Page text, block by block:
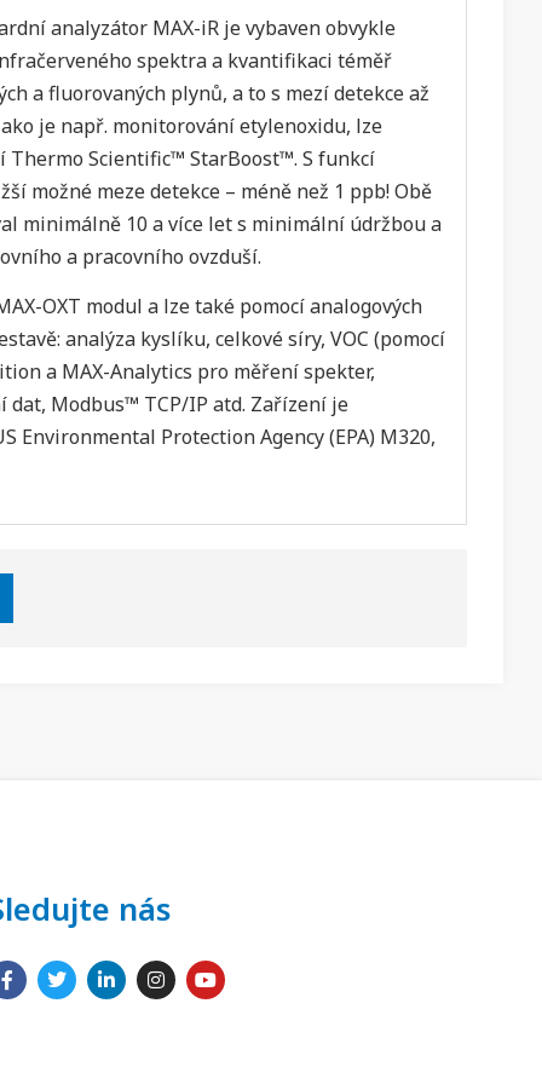
analyzátor MAX-iR je vybaven obvykle
spektra a kvantifikaci téměř
a fluorovaných plynů, a to s mezí detekce až
je např. monitorování etylenoxidu, lze
Thermo Scientific™ StarBoost™. S funkcí
možné meze detekce – méně než 1 ppb! Obě
minimálně 10 a více let s minimální údržbou a
a pracovního ovzduší.
OXT modul a lze také pomocí analogových
analýza kyslíku, celkové síry, VOC (pomocí
a MAX-Analytics pro měření spekter,
Modbus™ TCP/IP atd. Zařízení je
Protection Agency (EPA) M320,
nás